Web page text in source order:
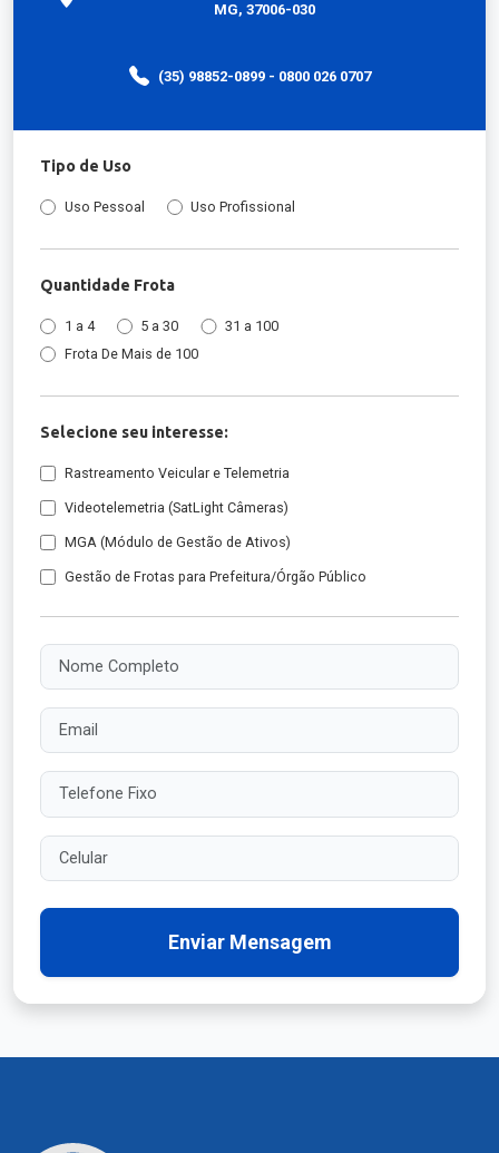
MG, 37006-030
(35) 98852-0899 - 0800 026 0707
Tipo de Uso
Uso Pessoal Uso Profissional
Quantidade Frota
1 a 4 5 a 30
31 a 100
Frota De Mais de 100
Selecione seu interesse:
Rastreamento Veicular e Telemetria
Videotelemetria (SatLight Câmeras)
MGA (Módulo de Gestão de Ativos)
Gestão de Frotas para Prefeitura/Órgão Público
Nome Completo
Email
Telefone Fixo
Celular
Enviar Mensagem